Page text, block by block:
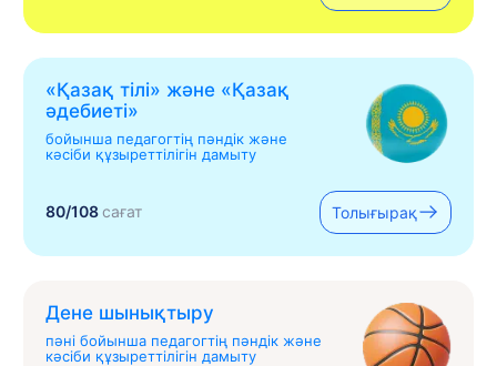
«Қазақ тілі» жəне «Қазақ
əдебиеті»
бойынша педагогтің пәндік және
кәсіби құзыреттілігін дамыту
80/108сағат Толығырақ
Дене шынықтыру
пәні бойынша педагогтің пәндік және
кәсіби құзыреттілігін дамыту